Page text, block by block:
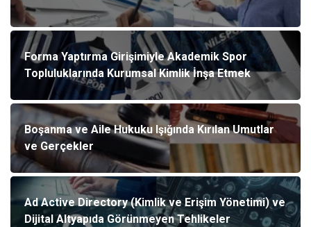
Forma Yaptırma Girişimiyle Akademik Spor
Topluluklarında Kurumsal Kimlik İnşa Etmek
Boşanma ve Aile Hukuku Işığında Kırılan Umutlar
ve Gerçekler
Ad Active Directory (Kimlik ve Erişim Yönetimi) ve
Dijital Altyapıda Görünmeyen Tehlikeler